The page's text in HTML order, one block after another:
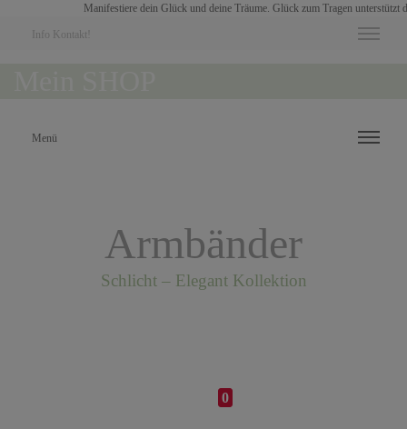
Manifestiere dein Glück und deine Träume. Glück zum Tragen unterstützt
Info Kontakt!
Menü
Armbänder
Schlicht – Elegant Kollektion
0